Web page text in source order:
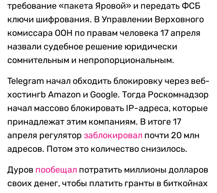
требование «пакета Яровой» и передать ФСБ
ключи шифрования. В Управлении Верховного
комиссара ООН по правам человека 17 апреля
назвали судебное решение юридически
сомнительным и непропорциональным.
Telegram начал обходить блокировку через веб-
хостингb Amazon и Google. Тогда Роскомнадзор
начал массово блокировать IP-адреса, которые
принадлежат этим компаниям. В итоге 17
апреля регулятор заблокировал почти 20 млн
адресов. Потом это количество снизилось.
Дуров пообещал потратить миллионы долларов
своих денег, чтобы платить гранты в биткойнах